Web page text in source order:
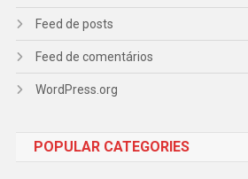
Feed de posts
Feed de comentários
WordPress.org
POPULAR CATEGORIES